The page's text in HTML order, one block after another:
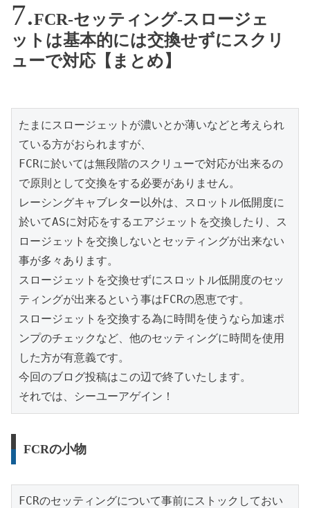
FCR-セッティング-スロージェ
ットは基本的には交換せずにスクリ
ューで対応【まとめ】
たまにスロージェットが濃いとか薄いなどと考えられ
ている方がおられますが、
FCRに於いては無段階のスクリューで対応が出来るの
で原則として交換をする必要がありません。
レーシングキャブレター以外は、スロットル低開度に
於いてASに対応をするエアジェットを交換したり、ス
ロージェットを交換しないとセッティングが出来ない
事が多々あります。
スロージェットを交換せずにスロットル低開度のセッ
ティングが出来るという事はFCRの恩恵です。
スロージェットを交換する為に時間を使うなら加速ポ
ンプのチェックなど、他のセッティングに時間を使用
した方が有意義です。
今回のブログ投稿はこの辺で終了いたします。
それでは、シーユーアゲイン！
FCRの小物
FCRのセッティングについて事前にストックしておい